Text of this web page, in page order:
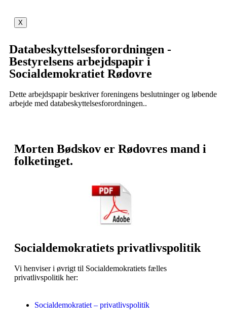
X
Databeskyttelsesforordningen -
Bestyrelsens arbejdspapir i
Socialdemokratiet Rødovre
Dette arbejdspapir beskriver foreningens beslutninger og løbende
arbejde med databeskyttelsesforordningen..
Morten Bødskov er Rødovres mand i
folketinget.
Socialdemokratiets privatlivspolitik
Vi henviser i øvrigt til Socialdemokratiets fælles
privatlivspolitik her:
Socialdemokratiet – privatlivspolitik